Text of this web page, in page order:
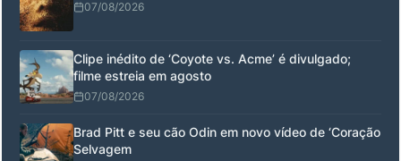
07/08/2026
Clipe inédito de ‘Coyote vs. Acme’ é divulgado;
filme estreia em agosto
07/08/2026
Brad Pitt e seu cão Odin em novo vídeo de ‘Coração
Selvagem